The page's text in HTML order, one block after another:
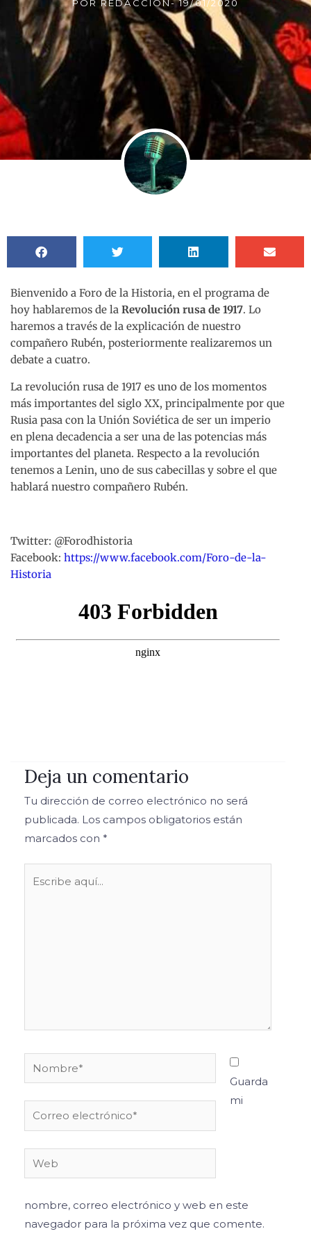
POR REDACCIÓN- 19/01/2020
Bienvenido a Foro de la Historia, en el programa de
hoy hablaremos de la Revolución rusa de 1917. Lo
haremos a través de la explicación de nuestro
compañero Rubén, posteriormente realizaremos un
debate a cuatro.
La revolución rusa de 1917 es uno de los momentos
más importantes del siglo XX, principalmente por que
Rusia pasa con la Unión Soviética de ser un imperio
en plena decadencia a ser una de las potencias más
importantes del planeta. Respecto a la revolución
tenemos a Lenin, uno de sus cabecillas y sobre el que
hablará nuestro compañero Rubén.
Twitter: @Forodhistoria
Facebook: https://www.facebook.com/Foro-de-la-
Historia
Deja un comentario
Tu dirección de correo electrónico no será
publicada. Los campos obligatorios están
marcados con *
Nombre*
Correo
electrónico*
Web
Guarda
mi
nombre, correo electrónico y web en este
navegador para la próxima vez que comente.